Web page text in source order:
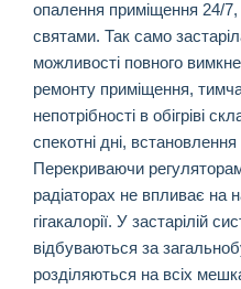
опалення приміщення 24/
святами. Так само
можливості повного
ремонту приміщення,
непотрібності в обігріві
спекотні дні,
Перекриваючи
радіаторах не впливає на
гігакалорії. У застарілій
відбуваються за
розділяються на всіх